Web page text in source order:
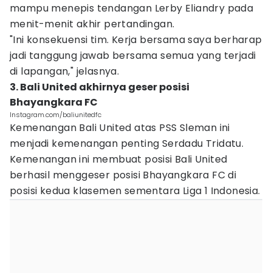
mampu menepis tendangan Lerby Eliandry pada
menit-menit akhir pertandingan.
"Ini konsekuensi tim. Kerja bersama saya berharap
jadi tanggung jawab bersama semua yang terjadi
di lapangan," jelasnya.
3. Bali United akhirnya geser posisi
Bhayangkara FC
Instagram.com/baliunitedfc
Kemenangan Bali United atas PSS Sleman ini
menjadi kemenangan penting Serdadu Tridatu.
Kemenangan ini membuat posisi Bali United
berhasil menggeser posisi Bhayangkara FC di
posisi kedua klasemen sementara Liga 1 Indonesia.